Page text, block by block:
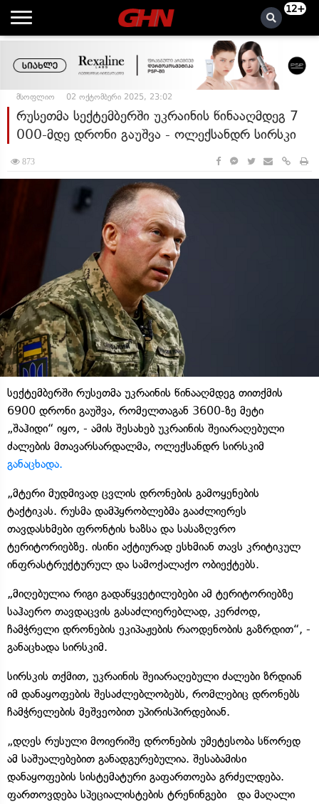
12+
მსოფლიო 02 ოქტომბერი 2025, 23:02
რუსეთმა სექტემბერში უკრაინის წინააღმდეგ 7
000-მდე დრონი გაუშვა - ოლექსანდრ სირსკი
873
სექტემბერში რუსეთმა უკრაინის წინააღმდეგ თითქმის
6900 დრონი გაუშვა, რომელთაგან 3600-ზე მეტი
„შაჰიდი“ იყო, - ამის შესახებ უკრაინის შეიარაღებული
ძალების მთავარსარდალმა, ოლექსანდრ სირსკიმ
განაცხადა.
„მტერი მუდმივად ცვლის დრონების გამოყენების
ტაქტიკას. რუსმა დამპყრობლებმა გააძლიერეს
თავდასხმები ფრონტის ხაზსა და სასაზღვრო
ტერიტორიებზე. ისინი აქტიურად ესხმიან თავს კრიტიკულ
ინფრასტრუქტურულ და სამოქალაქო ობიექტებს.
„მიღებულია რიგი გადაწყვეტილებები ამ ტერიტორიებზე
საჰაერო თავდაცვის გასაძლიერებლად, კერძოდ,
ჩამჭრელი დრონების ეკიპაჟების რაოდენობის გაზრდით“, -
განაცხადა სირსკიმ.
სირსკის თქმით, უკრაინის შეიარაღებული ძალები ზრდიან
იმ დანაყოფების შესაძლებლობებს, რომლებიც დრონებს
ჩამჭრელების მეშვეობით უპირისპირდებიან.
„დღეს რუსული მოიერიშე დრონების უმეტესობა სწორედ
ამ საშუალებებით განადგურებულია. შესაბამისი
დანაყოფების სისტემატური გაფართოება გრძელდება.
ფართოვდება სპეციალისტების ტრენინგები და მაღალი